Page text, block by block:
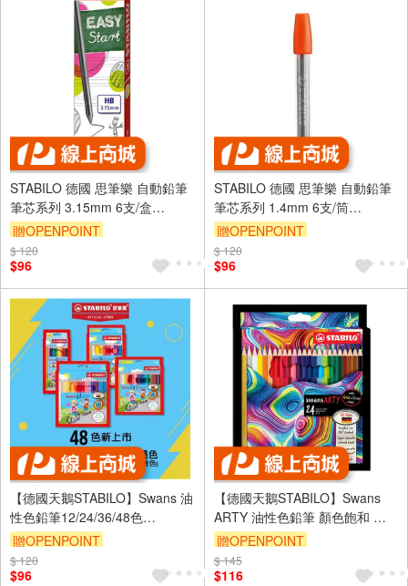
STABILO 德國 思筆樂 自動鉛筆
筆芯系列 3.15mm 6支/盒
ST7890/6-HB
贈OPENPOINT
$ 120
$96
STABILO 德國 思筆樂 自動鉛筆
筆芯系列 1.4mm 6支/筒
ST7880/6-HB
贈OPENPOINT
$ 120
$96
【德國天鵝STABILO】Swans 油
性色鉛筆12/24/36/48色
(ST1870)12色+1
贈OPENPOINT
$ 120
$96
【德國天鵝STABILO】Swans
ARTY 油性色鉛筆 顏色飽和 易
上色12/24/36/48色(ST1520)12
色
贈OPENPOINT
$ 145
$116